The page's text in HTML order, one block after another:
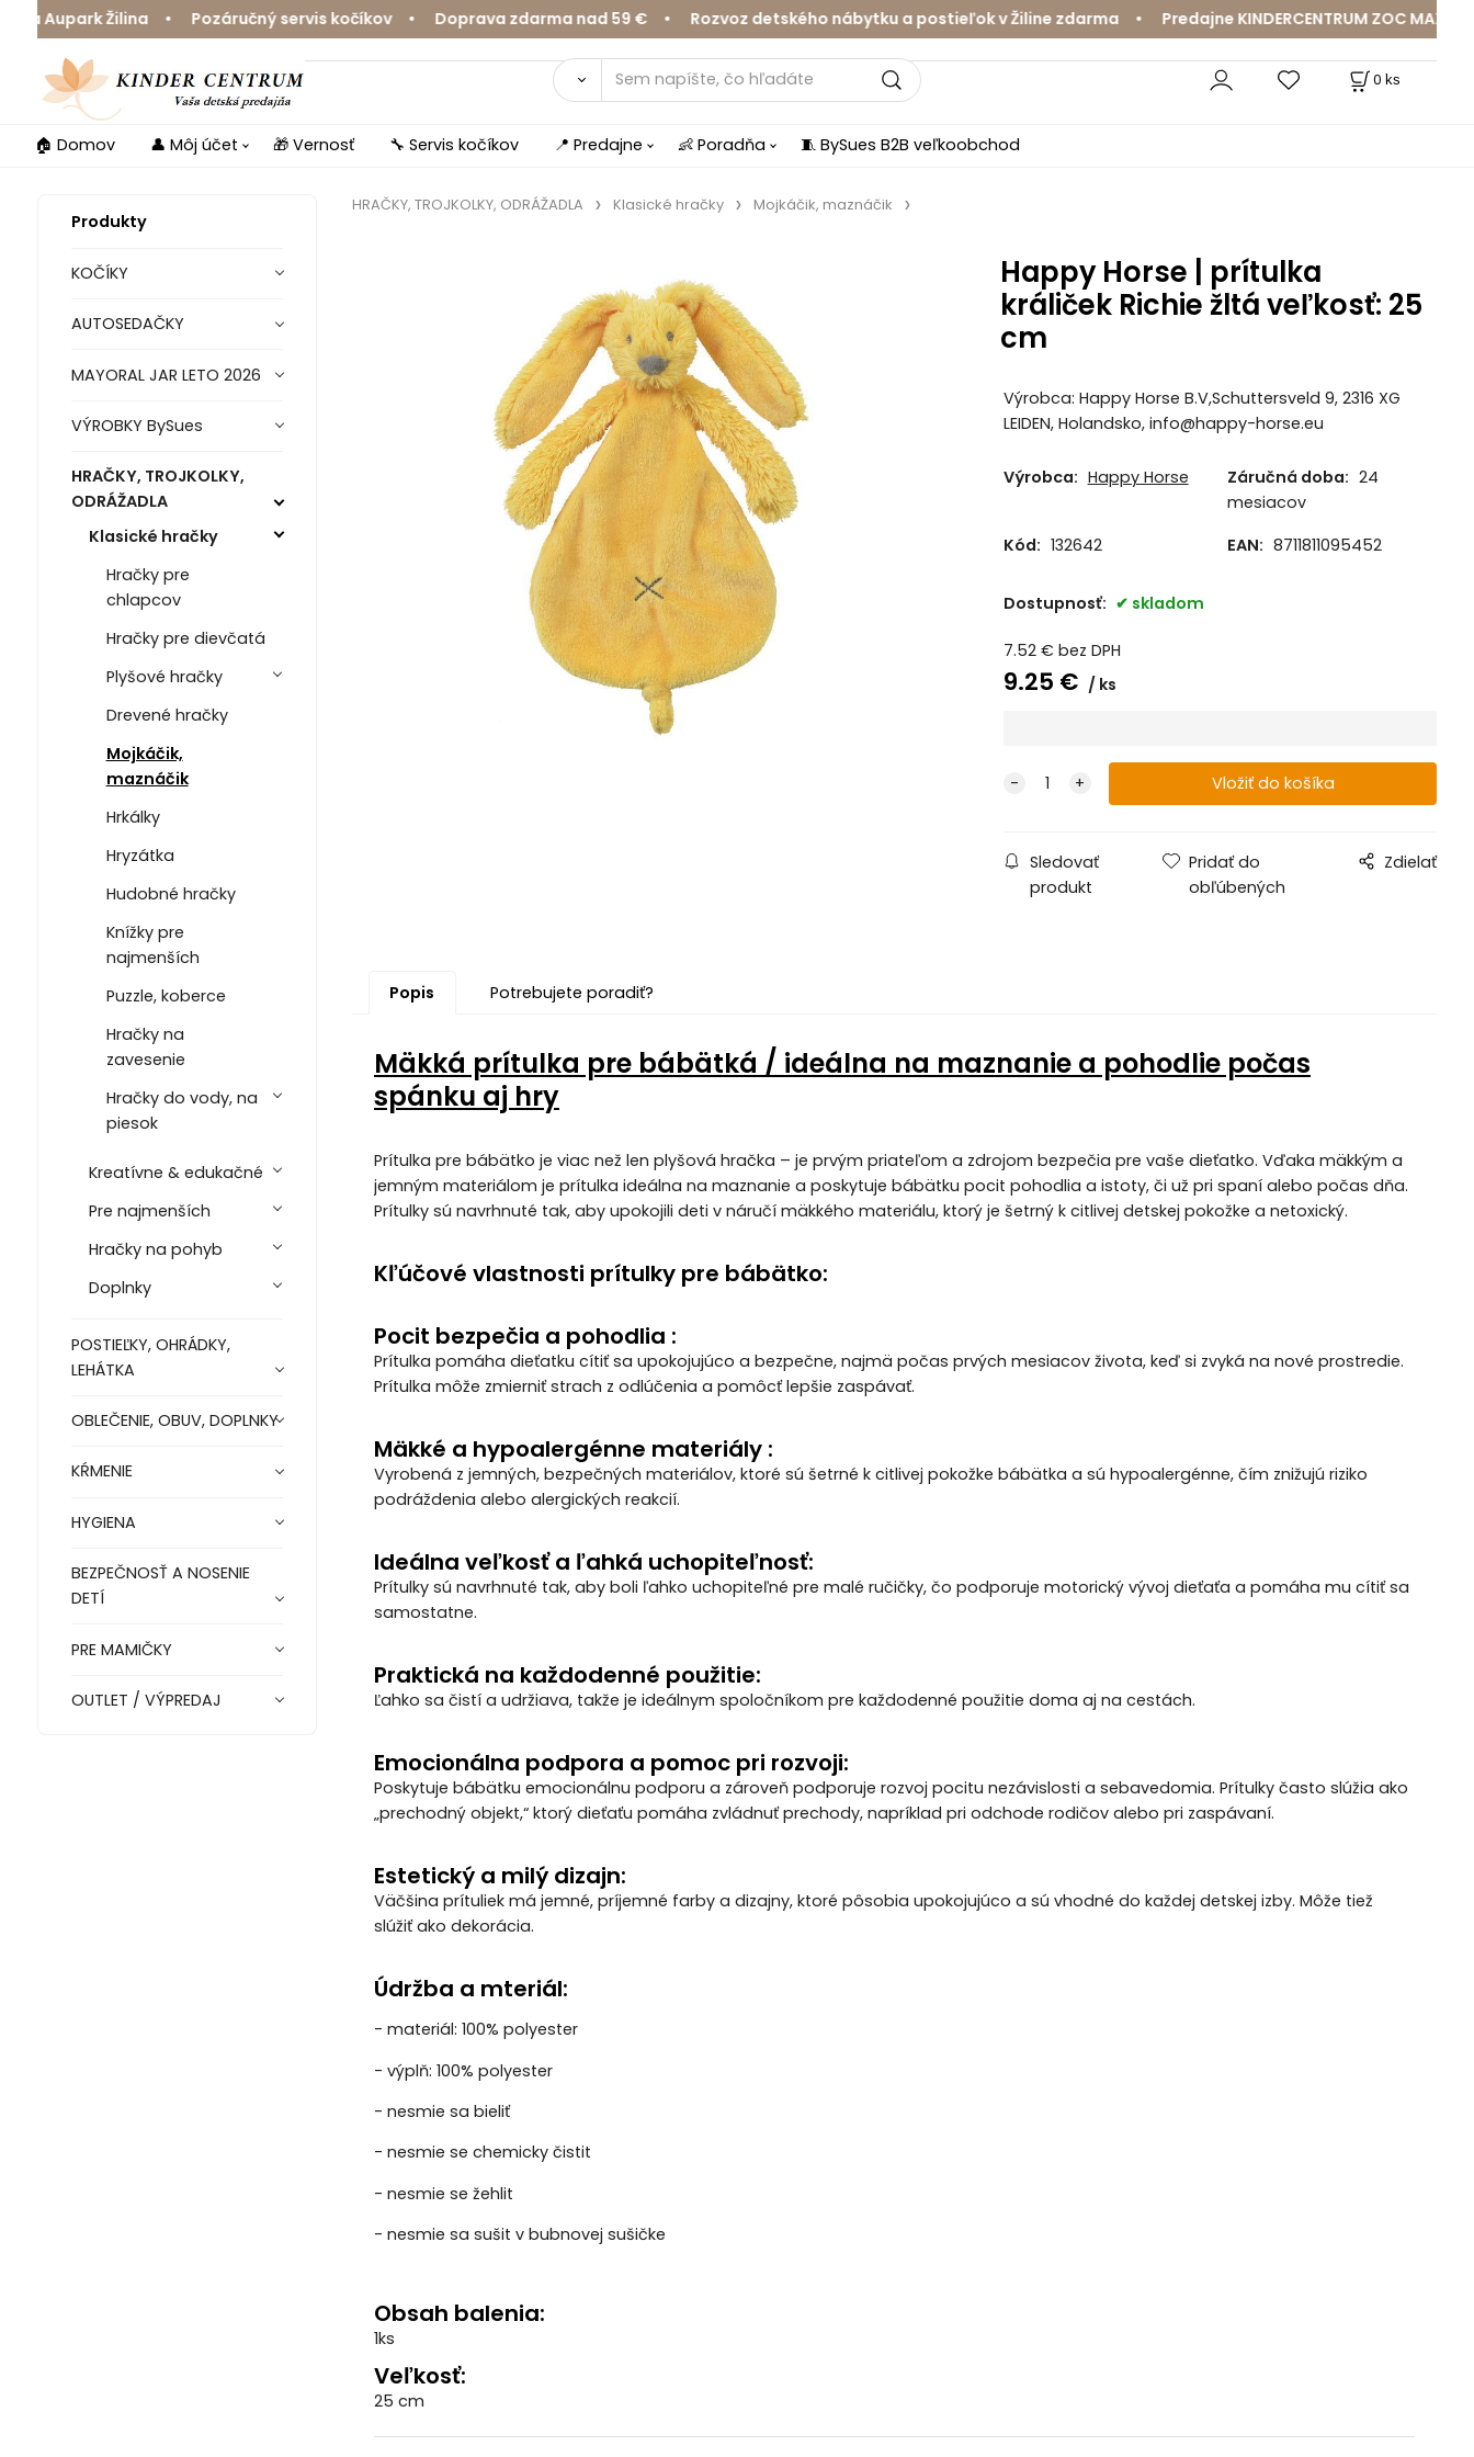
Žilina • Pozáručný servis kočíkov • Doprava zdarma nad 59 € • Rozvoz detského nábytku a postieľok v Žiline zdarma • Predajne KINDERCENTRUM ZOC MAX a
0 ks
🏠 Domov 👤 Môj účet 🎁 Vernosť 🔧 Servis kočíkov 📍 Predajne 👶 Poradňa 🧵 BySues B2B veľkoobchod
Produkty
KOČÍKY
AUTOSEDAČKY
MAYORAL JAR LETO 2026
VÝROBKY BySues
HRAČKY, TROJKOLKY,
ODRÁŽADLA
Klasické hračky
Hračky pre
chlapcov
Hračky pre dievčatá
Plyšové hračky
Drevené hračky
Mojkáčik,
maznáčik
Hrkálky
Hryzátka
Hudobné hračky
Knížky pre
najmenších
Puzzle, koberce
Hračky na
zavesenie
Hračky do vody, na
piesok
Kreatívne & edukačné
Pre najmenších
Hračky na pohyb
Doplnky
POSTIEĽKY, OHRÁDKY,
LEHÁTKA
OBLEČENIE, OBUV, DOPLNKY
KŔMENIE
HYGIENA
BEZPEČNOSŤ A NOSENIE
DETÍ
PRE MAMIČKY
OUTLET / VÝPREDAJ
HRAČKY, TROJKOLKY, ODRÁŽADLA Klasické hračky Mojkáčik, maznáčik
Happy Horse | prítulka
králiček Richie žltá veľkosť: 25
cm
Výrobca: Happy Horse B.V,Schuttersveld 9, 2316 XG
LEIDEN, Holandsko, info@happy-horse.eu
Výrobca: Happy Horse Záručná doba: 24
mesiacov
Kód: 132642 EAN: 8711811095452
Dostupnosť: skladom
7.52€ bez DPH
9.25 € ks
Sledovať
produkt
Pridať do
obľúbených
Zdielať
Popis Potrebujete poradiť?
Mäkká prítulka pre bábätká / ideálna na maznanie a pohodlie počas
spánku aj hry
Prítulka pre bábätko je viac než len plyšová hračka – je prvým priateľom a zdrojom bezpečia pre vaše dieťatko. Vďaka mäkkým a
jemným materiálom je prítulka ideálna na maznanie a poskytuje bábätku pocit pohodlia a istoty, či už pri spaní alebo počas dňa.
Prítulky sú navrhnuté tak, aby upokojili deti v náručí mäkkého materiálu, ktorý je šetrný k citlivej detskej pokožke a netoxický.
Kľúčové vlastnosti prítulky pre bábätko:
Pocit bezpečia a pohodlia :
Prítulka pomáha dieťatku cítiť sa upokojujúco a bezpečne, najmä počas prvých mesiacov života, keď si zvyká na nové prostredie.
Prítulka môže zmierniť strach z odlúčenia a pomôcť lepšie zaspávať.
Mäkké a hypoalergénne materiály :
Vyrobená z jemných, bezpečných materiálov, ktoré sú šetrné k citlivej pokožke bábätka a sú hypoalergénne, čím znižujú riziko
podráždenia alebo alergických reakcií.
Ideálna veľkosť a ľahká uchopiteľnosť:
Prítulky sú navrhnuté tak, aby boli ľahko uchopiteľné pre malé ručičky, čo podporuje motorický vývoj dieťaťa a pomáha mu cítiť sa
samostatne.
Praktická na každodenné použitie:
Ľahko sa čistí a udržiava, takže je ideálnym spoločníkom pre každodenné použitie doma aj na cestách.
Emocionálna podpora a pomoc pri rozvoji:
Poskytuje bábätku emocionálnu podporu a zároveň podporuje rozvoj pocitu nezávislosti a sebavedomia. Prítulky často slúžia ako
„prechodný objekt,“ ktorý dieťaťu pomáha zvládnuť prechody, napríklad pri odchode rodičov alebo pri zaspávaní.
Estetický a milý dizajn:
Väčšina prítuliek má jemné, príjemné farby a dizajny, ktoré pôsobia upokojujúco a sú vhodné do každej detskej izby. Môže tiež
slúžiť ako dekorácia.
Údržba a mteriál:
- materiál: 100% polyester
- výplň: 100% polyester
- nesmie sa bieliť
- nesmie se chemicky čistit
- nesmie se žehlit
- nesmie sa sušit v bubnovej sušičke
Obsah balenia:
1ks
Veľkosť:
25 cm